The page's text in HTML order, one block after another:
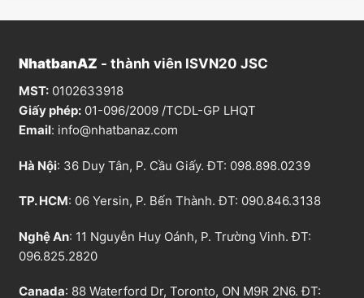
NhatbanAZ - thành viên ISVN20 JSC
MST: 0102633918
Giấy phép: 01-096/2009 /TCDL-GP LHQT
Email: info@nhatbanaz.com
Hà Nội: 36 Duy Tân, P. Cầu Giấy. ĐT: 098.898.0239
TP. HCM: 06 Yersin, P. Bến Thành. ĐT: 090.846.3138
Nghệ An: 11 Nguyễn Huy Oánh, P. Trường Vinh. ĐT:
096.825.2820
Canada: 88 Waterford Dr, Toronto, ON M9R 2N6. ĐT: